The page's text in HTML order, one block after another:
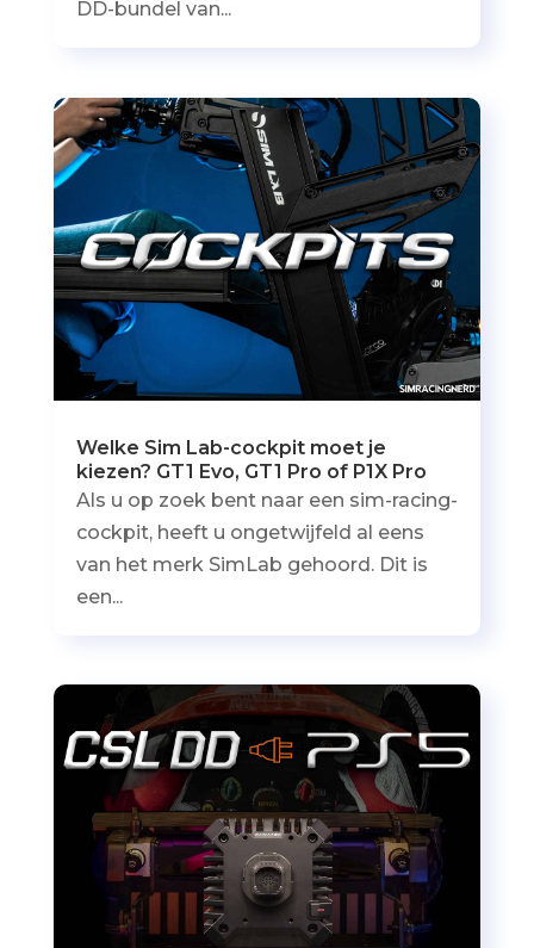
DD-bundel van...
Welke Sim Lab-cockpit moet je
kiezen? GT1 Evo, GT1 Pro of P1X Pro
Als u op zoek bent naar een sim-racing-
cockpit, heeft u ongetwijfeld al eens
van het merk SimLab gehoord. Dit is
een...